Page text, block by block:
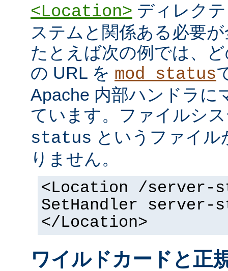
<Location> ディレク
ステムと関係ある必要
たとえば次の例では、
の URL を mod_status
Apache 内部ハンドラに
ています。ファイルシ
status というファイ
りません。
<Location /server-
SetHandler server-
</Location>
ワイルドカードと正